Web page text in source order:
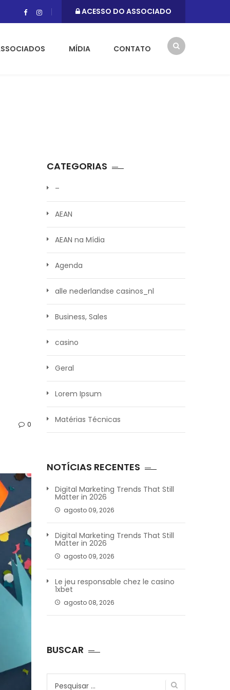
ACESSO DO ASSOCIADO
MÍDIA CONTATO
0
CATEGORIAS
–
AEAN
AEAN na Mídia
Agenda
alle nederlandse casinos_nl
Business, Sales
casino
Geral
Lorem Ipsum
Matérias Técnicas
NOTÍCIAS RECENTES
Digital Marketing Trends That Still
Matter in 2026
agosto 09, 2026
Digital Marketing Trends That Still
Matter in 2026
agosto 09, 2026
Le jeu responsable chez le casino
1xbet
agosto 08, 2026
BUSCAR